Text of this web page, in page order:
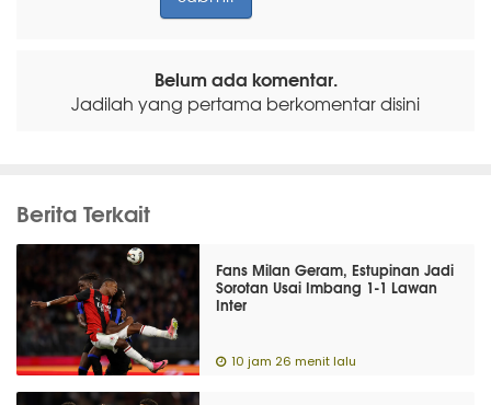
Belum ada komentar.
Jadilah yang pertama berkomentar disini
Berita Terkait
Fans Milan Geram, Estupinan Jadi
Sorotan Usai Imbang 1-1 Lawan
Inter
10 jam 26 menit lalu